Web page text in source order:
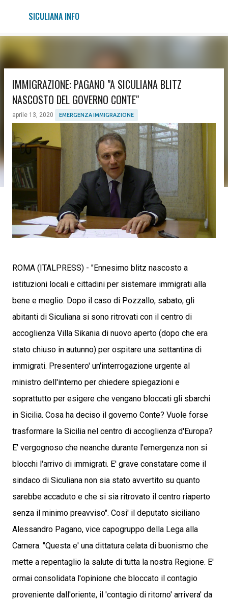
Passa ai contenuti principali
SICULIANA INFO
IMMIGRAZIONE: PAGANO "A SICULIANA BLITZ
NASCOSTO DEL GOVERNO CONTE"
aprile 13, 2020 EMERGENZA IMMIGRAZIONE
ROMA (ITALPRESS) - "Ennesimo blitz nascosto a
istituzioni locali e cittadini per sistemare immigrati alla
bene e meglio. Dopo il caso di Pozzallo, sabato, gli
abitanti di Siculiana si sono ritrovati con il centro di
accoglienza Villa Sikania di nuovo aperto (dopo che era
stato chiuso in autunno) per ospitare una settantina di
immigrati. Presentero' un'interrogazione urgente al
ministro dell'interno per chiedere spiegazioni e
soprattutto per esigere che vengano bloccati gli sbarchi
in Sicilia. Cosa ha deciso il governo Conte? Vuole forse
trasformare la Sicilia nel centro di accoglienza d'Europa?
E' vergognoso che neanche durante l'emergenza non si
blocchi l'arrivo di immigrati. E' grave constatare come il
sindaco di Siculiana non sia stato avvertito su quanto
sarebbe accaduto e che si sia ritrovato il centro riaperto
senza il minimo preavviso". Cosi' il deputato siciliano
Alessandro Pagano, vice capogruppo della Lega alla
Camera. "Questa e' una dittatura celata di buonismo che
mette a repentaglio la salute di tutta la nostra Regione. E'
ormai consolidata l'opinione che bloccato il contagio
proveniente dall'oriente, il 'contagio di ritorno' arrivera' da